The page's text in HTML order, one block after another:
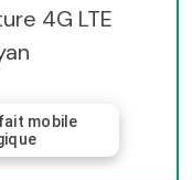
4G LTE
mobile